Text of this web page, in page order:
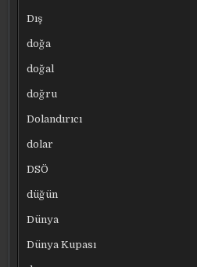
Dış
doğa
doğal
doğru
Dolandırıcı
dolar
DSÖ
düğün
Dünya
Dünya Kupası